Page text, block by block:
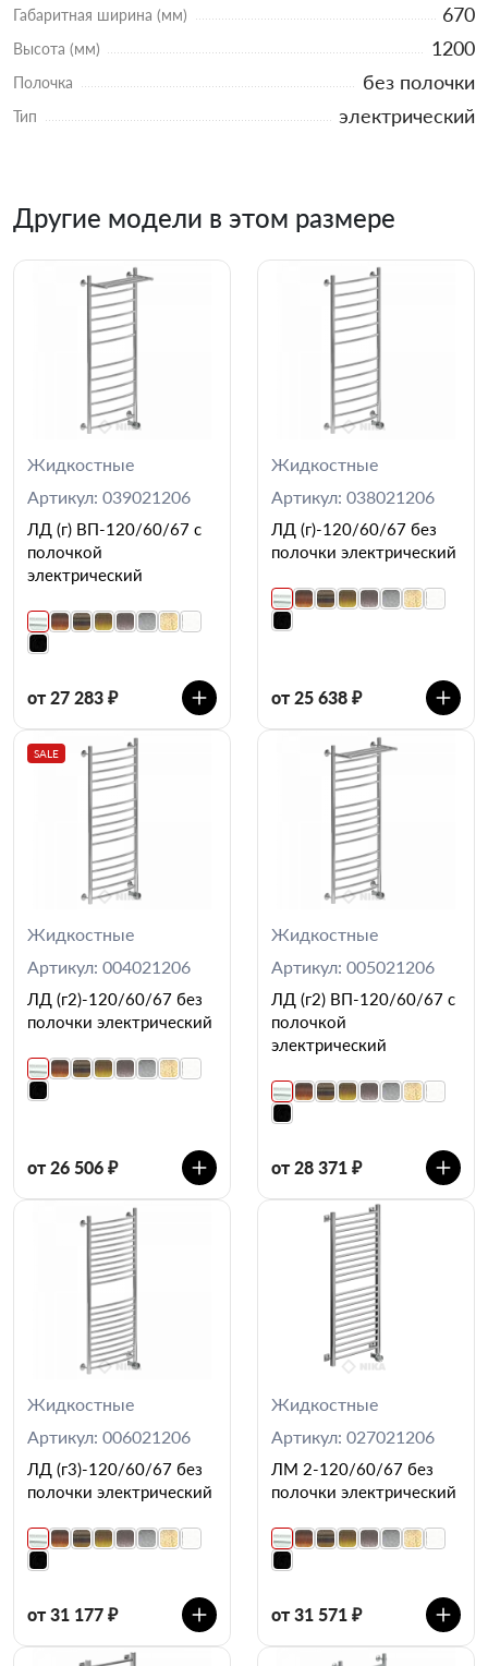
Габаритная ширина (мм) 670
Высота (мм) 1200
Полочка без полочки
Тип электрический
Другие модели в этом размере
Жидкостные
Артикул: 039021206
ЛД (г) ВП-120/60/67 с
полочкой
электрический
от 27 283 ₽
Жидкостные
Артикул: 038021206
ЛД (г)-120/60/67 без
полочки электрический
от 25 638 ₽
SALE
Жидкостные
Артикул: 004021206
ЛД (г2)-120/60/67 без
полочки электрический
от 26 506 ₽
Жидкостные
Артикул: 005021206
ЛД (г2) ВП-120/60/67 с
полочкой
электрический
от 28 371 ₽
Жидкостные
Артикул: 006021206
ЛД (г3)-120/60/67 без
полочки электрический
от 31 177 ₽
Жидкостные
Артикул: 027021206
ЛМ 2-120/60/67 без
полочки электрический
от 31 571 ₽